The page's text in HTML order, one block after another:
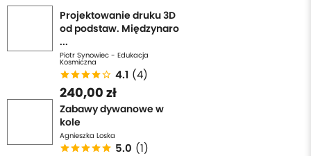
Projektowanie druku 3D
od podstaw. Międzynaro
...
Piotr Synowiec - Edukacja
Kosmiczna
4.1 (4)
240,00 zł
Zabawy dywanowe w
kole
Agnieszka Loska
5.0 (1)